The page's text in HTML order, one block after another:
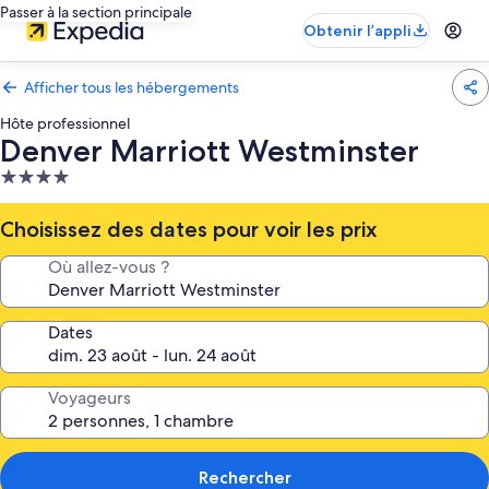
Passer à la section principale
Obtenir l’appli
Afficher tous les hébergements
Hôte professionnel
Denver Marriott Westminster
Hébergement
4.0 étoiles
Choisissez des dates pour voir les prix
Où allez-vous ?
Dates
Voyageurs
Rechercher